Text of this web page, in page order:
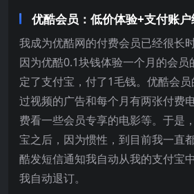
优酷会员：低价体验+支付账户
我成为优酷网的付费会员已经很长
因为优酷0.1块钱体验一个月的会
定了支付宝，付了1毛钱。优酷会
过视频的广告和每个月有两张付费
费看一些会员专享的电影等。于是
宝之后，因为惯性，到目前我一直
酷发短信通知我自动从我的支付宝
我自动退订。